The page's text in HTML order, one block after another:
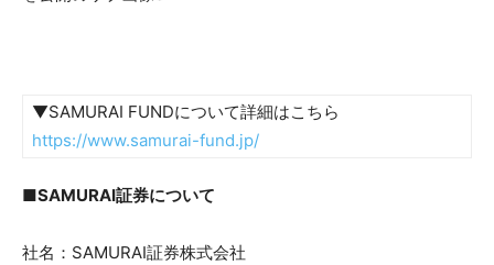
▼SAMURAI FUNDについて詳細はこちら
https://www.samurai-fund.jp/
■SAMURAI証券について
社名：SAMURAI証券株式会社